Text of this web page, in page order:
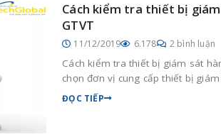
Cách kiểm tra thiết bị
GTVT
11/12/2019 6.178 2 bình luận
Cách kiểm tra thiết bị giám sát
chọn đơn vị cung cấp thiết bị
ĐỌC TIẾP